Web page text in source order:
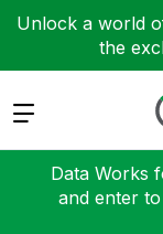
Unlock a world
the
Expand
Data Works
and enter